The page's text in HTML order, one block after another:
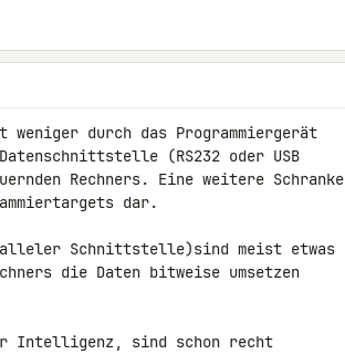
durch das Programmiergerät
(RS232 oder USB
Rechners. Eine weitere Schranke
dar.
Schnittstelle)sind meist etwas
die Daten bitweise umsetzen
Intelligenz, sind schon recht